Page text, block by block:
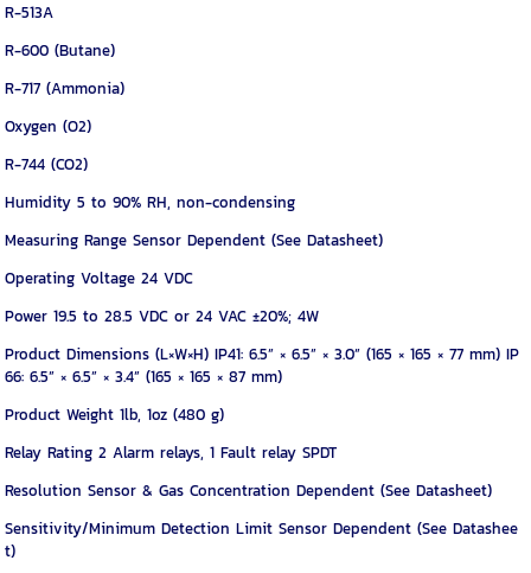
R-513A
R-600 (Butane)
R-717 (Ammonia)
Oxygen (O2)
R-744 (CO2)
Humidity 5 to 90% RH, non-condensing
Measuring Range Sensor Dependent (See Datasheet)
Operating Voltage 24 VDC
Power 19.5 to 28.5 VDC or 24 VAC ±20%; 4W
Product Dimensions (L×W×H) IP41: 6.5” × 6.5” × 3.0” (165 × 165 × 77 mm) IP
66: 6.5” × 6.5” × 3.4” (165 × 165 × 87 mm)
Product Weight 1lb, 1oz (480 g)
Relay Rating 2 Alarm relays, 1 Fault relay SPDT
Resolution Sensor & Gas Concentration Dependent (See Datasheet)
Sensitivity/Minimum Detection Limit Sensor Dependent (See Datashee
t)